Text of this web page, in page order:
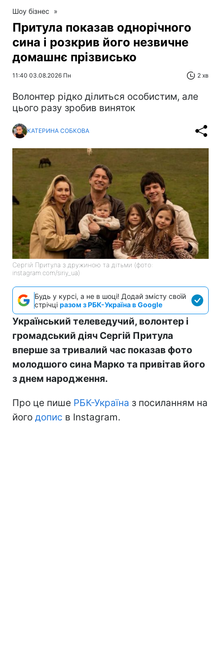
Шоу бізнес »
Притула показав однорічного
сина і розкрив його незвичне
домашнє прізвисько
11:40 03.08.2026 Пн 2 хв
Волонтер рідко ділиться особистим, але
цього разу зробив виняток
КАТЕРИНА СОБКОВА
Сергій Притула з дружиною та дітьми (фото:
instagram.com/siriy_ua)
Будь у курсі, а не в шоці! Додай змісту своїй
стрічці разом з РБК-Україна в Google
Український телеведучий, волонтер і
громадський діяч Сергій Притула
вперше за тривалий час показав фото
молодшого сина Марко та привітав його
з днем народження.
Про це пише РБК-Україна з посиланням на
його допис в Instagram.